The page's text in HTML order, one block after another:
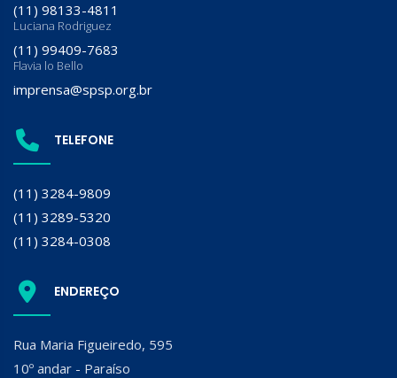
(11) 98133-4811
Luciana Rodriguez
(11) 99409-7683
Flavia lo Bello
imprensa@spsp.org.br
TELEFONE
(11) 3284-9809
(11) 3289-5320
(11) 3284-0308
ENDEREÇO
Rua Maria Figueiredo, 595
10º andar - Paraíso